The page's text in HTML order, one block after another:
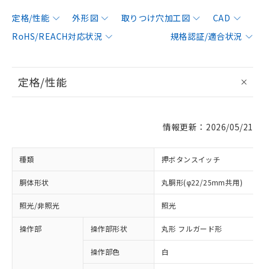
定格/性能 外形図 取りつけ穴加工図
CAD
RoHS/REACH対応状況
規格認証/適合状況
定格/性能
情報更新：2026/05/21
種類 押ボタンスイッチ
胴体形状 丸胴形(φ22/25mm共用)
照光/非照光 照光
操作部 操作部形状 丸形 フルガード形
操作部色 白